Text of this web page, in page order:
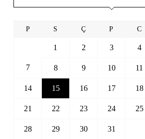
P S Ç P C
1 2 3 4
7 8 9 10 11
14 15 16 17 18
21 22 23 24 25
28 29 30 31